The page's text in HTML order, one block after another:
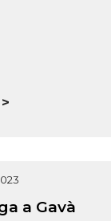
a Gavà